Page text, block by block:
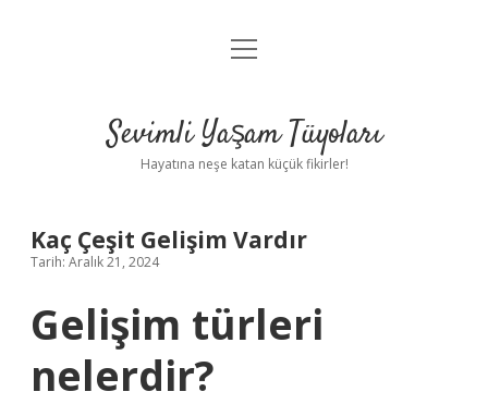
Anasayfa
Yasal Uyarı
menüyü
Sevimli Yaşam Tüyoları
Hayatına neşe katan küçük fikirler!
Kaç Çeşit Gelişim Vardır
Tarih: Aralık 21, 2024
Gelişim türleri
nelerdir?